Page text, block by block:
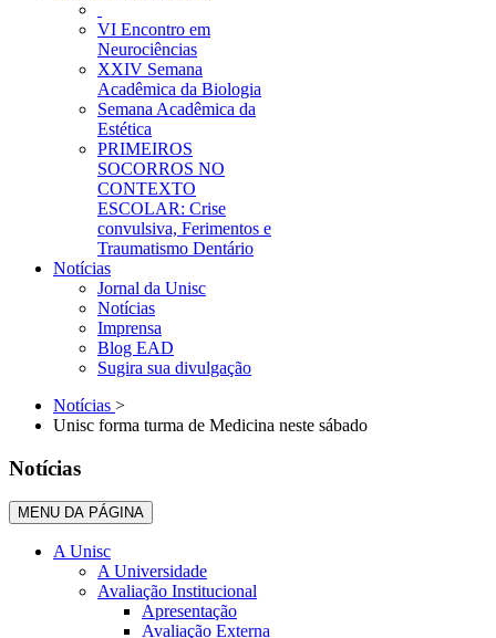
VI Encontro em
Neurociências
XXIV Semana
Acadêmica da Biologia
Semana Acadêmica da
Estética
PRIMEIROS
SOCORROS NO
CONTEXTO
ESCOLAR: Crise
convulsiva, Ferimentos e
Traumatismo Dentário
Notícias
Jornal da Unisc
Notícias
Imprensa
Blog EAD
Sugira sua divulgação
Notícias >
Unisc forma turma de Medicina neste sábado
Notícias
MENU DA PÁGINA
A Unisc
A Universidade
Avaliação Institucional
Apresentação
Avaliação Externa